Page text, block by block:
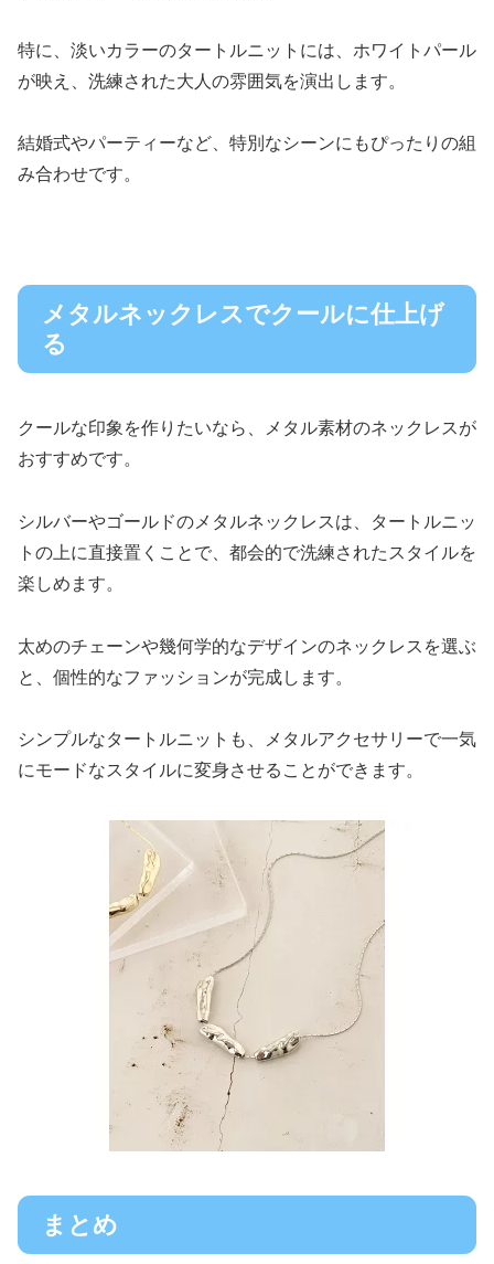
特に、淡いカラーのタートルニットには、ホワイトパール
が映え、洗練された大人の雰囲気を演出します。
結婚式やパーティーなど、特別なシーンにもぴったりの組
み合わせです。
メタルネックレスでクールに仕上げ
る
クールな印象を作りたいなら、メタル素材のネックレスが
おすすめです。
シルバーやゴールドのメタルネックレスは、タートルニッ
トの上に直接置くことで、都会的で洗練されたスタイルを
楽しめます。
太めのチェーンや幾何学的なデザインのネックレスを選ぶ
と、個性的なファッションが完成します。
シンプルなタートルニットも、メタルアクセサリーで一気
にモードなスタイルに変身させることができます。
まとめ